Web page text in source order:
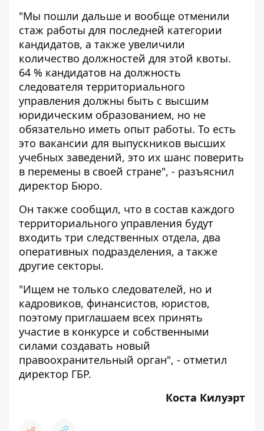
"Мы пошли дальше и вообще отменили
стаж работы для последней категории
кандидатов, а также увеличили
количество должностей для этой квоты.
64 % кандидатов на должность
следователя территориального
управления должны быть с высшим
юридическим образованием, но не
обязательно иметь опыт работы. То есть
это вакансии для выпускников высших
учебных заведений, это их шанс поверить
в перемены в своей стране", - разъяснил
директор Бюро.
Он также сообщил, что в состав каждого
территориального управления будут
входить три следственных отдела, два
оперативных подразделения, а также
другие секторы.
"Ищем не только следователей, но и
кадровиков, финансистов, юристов,
поэтому приглашаем всех принять
участие в конкурсе и собственными
силами создавать новый
правоохранительный орган", - отметил
директор ГБР.
Коста Килуэрт